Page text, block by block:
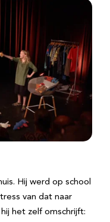
Hij werd op school
van dat naar
het zelf omschrijft: